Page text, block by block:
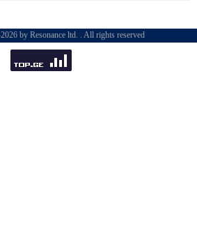
by Resonance ltd. . All rights reserved